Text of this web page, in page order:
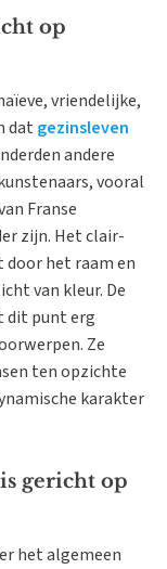
op
vriendelijke,
dat gezinsleven
andere
vooral
Franse
zijn. Het clair-
het raam en
van kleur. De
dit punt erg
Ze
ten opzichte
karakter
gericht op
het algemeen